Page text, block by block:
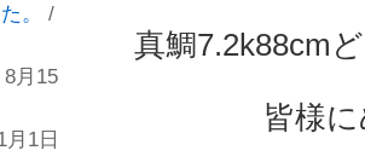
真鯛7.2k88cm
皆様
。
/
8月15
月1日